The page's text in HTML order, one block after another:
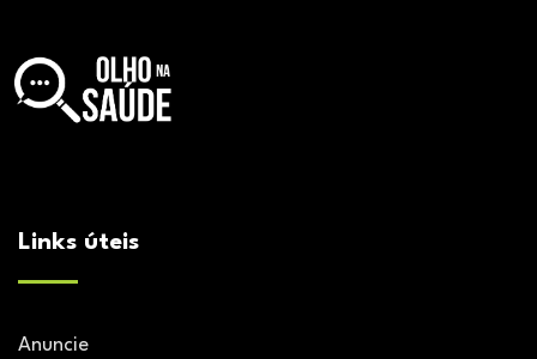
Links úteis
Anuncie